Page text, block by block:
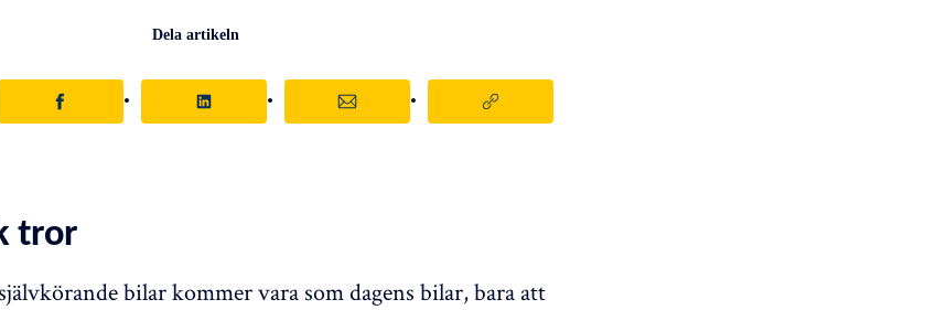
Dela artikeln
tror
bilar kommer vara som dagens bilar, bara att